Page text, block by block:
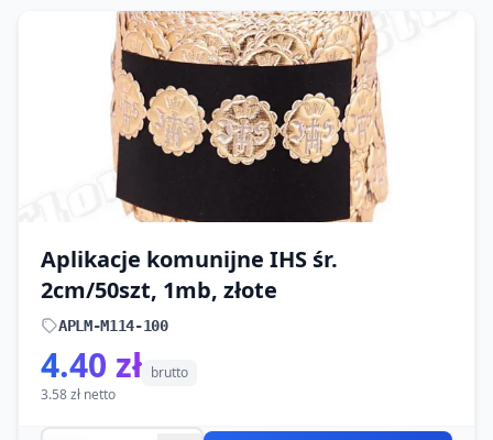
Aplikacje komunijne IHS śr.
2cm/50szt, 1mb, złote
APLM-M114-100
4.40 zł brutto
3.58 zł netto